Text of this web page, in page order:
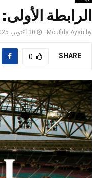
الرابطة الأولى:
by
Moufida Ayari 30 أكتوبر، 2025
SHARE
0